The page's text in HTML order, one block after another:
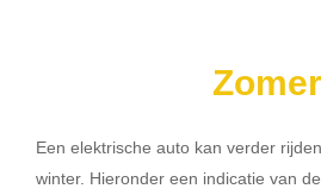
Zomer
Een elektrische auto kan verder
winter. Hieronder een indicatie van